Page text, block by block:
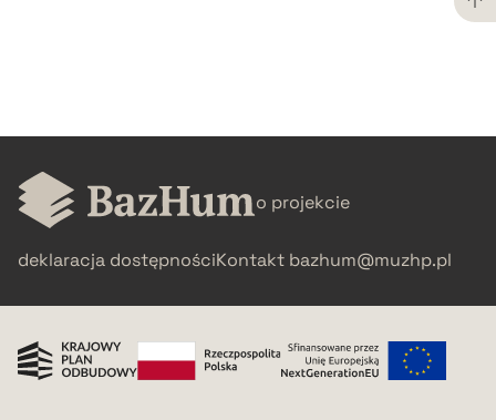
BIBTEX
o projekcie
deklaracja dostępnościKontakt bazhum@muzhp.pl